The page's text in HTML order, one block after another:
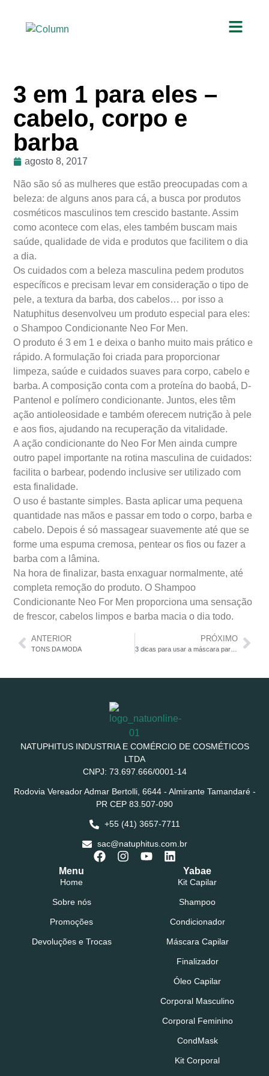
3 em 1 para eles –
cabelo, corpo e
barba
agosto 8, 2017
Não são só as mulheres que estão preocupadas com a
beleza: de alguns anos para cá, a busca por produtos
cosméticos masculinos tem crescido bastante. Assim
como acontece com elas, eles também buscam mais
saúde, qualidade de vida e produtos que facilitem o dia
a dia.
Os cuidados com a beleza masculina pedem produtos
específicos e precisam levar em consideração o tipo de
pele, a textura da barba, dos cabelos… por isso a
Natuphitus desenvolveu um produto especial para eles:
o Shampoo Condicionante Neo For Men.
O produto é 3 em 1 e deixa o banho muito mais prático e
rápido. A formulação foi criada para proporcionar
limpeza, saúde e cuidados suaves para corpo, cabelo e
barba. A composição conta com a proteína do baobá, D-
Pantenol e polímero condicionante. Juntos, eles têm
ação antioleosidade e também oferecem nutrição à pele
e aos fios, ajudando na recuperação da vitalidade.
A ação condicionante do Neo For Men ainda cumpre
outro papel importante na rotina masculina de cuidados:
facilita o barbear, podendo inclusive ser utilizado com
esta finalidade.
O uso é bastante simples. Basta aplicar uma pequena
quantidade nas mãos e passar em todo o corpo, barba e
cabelo. Depois é só massagear suavemente até que se
forme uma espuma cremosa, pentear os fios ou fazer a
barba com a lâmina.
Na hora de finalizar, basta enxaguar normalmente, até
completa remoção do produto. O Shampoo
Condicionante Neo For Men proporciona uma sensação
de frescor, cabelos limpos e barba macia o dia todo.
ANTERIOR
TONS DA MODA
PRÓXIMO
3 dicas para usar a máscara para cílios
NATUPHITUS INDUSTRIA E COMÉRCIO DE COSMÉTICOS
LTDA
CNPJ: 73.697.666/0001-14
Rodovia Vereador Admar Bertolli, 6644 - Almirante Tamandaré -
PR CEP 83.507-090
+55 (41) 3657-7711
sac@natuphitus.com.br
Menu
Home
Sobre nós
Promoções
Devoluções e Trocas
Yabae
Kit Capilar
Shampoo
Condicionador
Máscara Capilar
Finalizador
Óleo Capilar
Corporal Masculino
Corporal Feminino
CondMask
Kit Corporal